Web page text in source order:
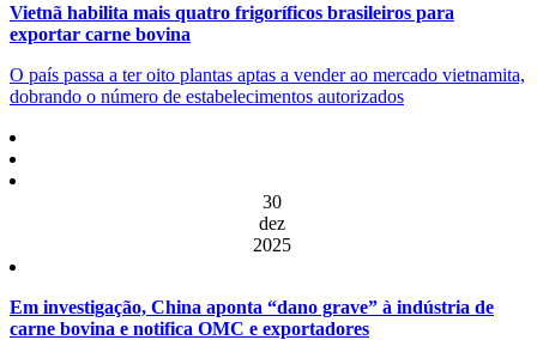
Vietnã habilita mais quatro frigoríficos brasileiros para
exportar carne bovina
O país passa a ter oito plantas aptas a vender ao mercado vietnamita,
dobrando o número de estabelecimentos autorizados
30
dez
2025
Em investigação, China aponta “dano grave” à indústria de
carne bovina e notifica OMC e exportadores